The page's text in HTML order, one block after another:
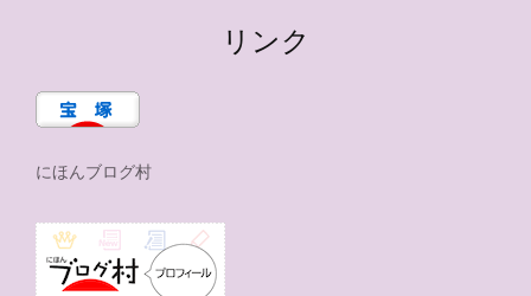
リンク
にほんブログ村